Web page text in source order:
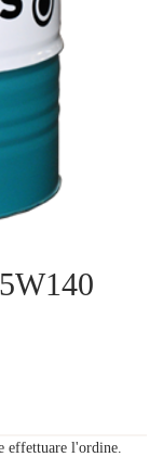
effettuare l'ordine.